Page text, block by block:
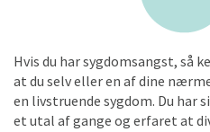
Hvis du har sygdomsangst, så
at du selv eller en af dine
en livstruende sygdom. Du har
et utal af gange og erfaret at